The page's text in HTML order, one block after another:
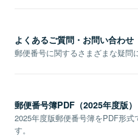
よくあるご質問・お問い合わせ
郵便番号に関するさまざまな疑問
郵便番号簿PDF（2025年度版）
2025年度版郵便番号簿をPDF形式
す。